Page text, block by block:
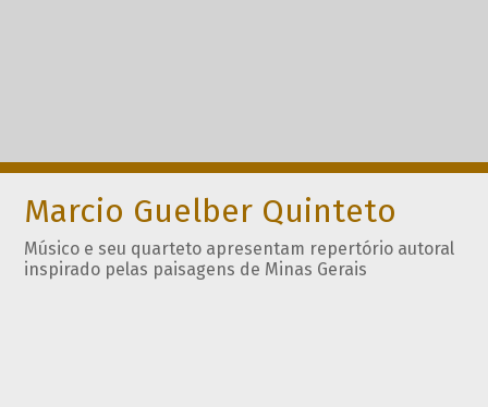
Marcio Guelber Quinteto
Músico e seu quarteto apresentam repertório autoral
inspirado pelas paisagens de Minas Gerais